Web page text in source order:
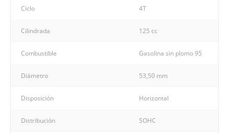
Ciclo 4T
Cilindrada 125 cc
Combustible Gasolina sin plomo 95
Diámetro 53,50 mm
Disposición Horizontal
Distribución SOHC